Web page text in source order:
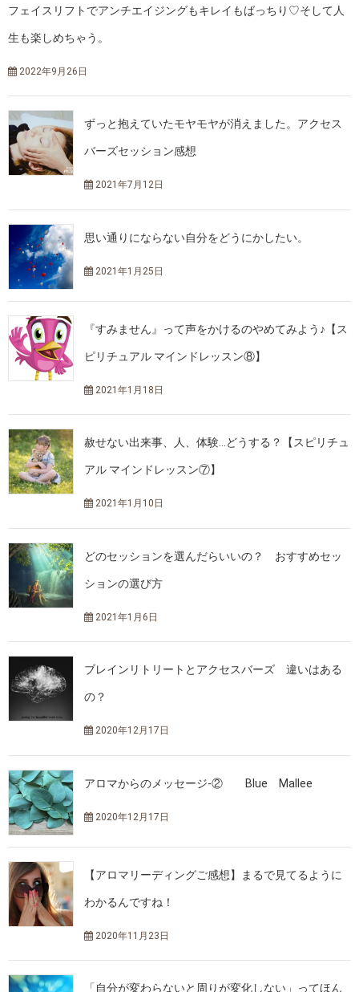
フェイスリフトでアンチエイジングもキレイもばっちり♡そして人
生も楽しめちゃう。
2022年9月26日
ずっと抱えていたモヤモヤが消えました。アクセス
バーズセッション感想
2021年7月12日
思い通りにならない自分をどうにかしたい。
2021年1月25日
『すみません』って声をかけるのやめてみよう♪【ス
ピリチュアル マインドレッスン⑧】
2021年1月18日
赦せない出来事、人、体験…どうする？【スピリチュ
アル マインドレッスン⑦】
2021年1月10日
どのセッションを選んだらいいの？ おすすめセッ
ションの選び方
2021年1月6日
ブレインリトリートとアクセスバーズ 違いはある
の？
2020年12月17日
アロマからのメッセージ-② Blue Mallee
2020年12月17日
【アロマリーディングご感想】まるで見てるように
わかるんですね！
2020年11月23日
「自分が変わらないと周りが変化しない」ってほん